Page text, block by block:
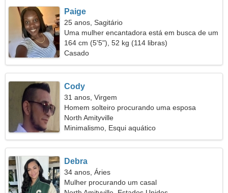
Paige
25 anos, Sagitário
Uma mulher encantadora está em busca de um
amor verdadeiro
164 cm (5'5"), 52 kg (114 libras)
Casado
Cody
31 anos, Virgem
Homem solteiro procurando uma esposa
North Amityville
Minimalismo, Esqui aquático
Debra
34 anos, Áries
Mulher procurando um casal